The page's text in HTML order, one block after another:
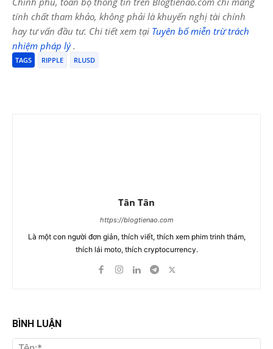
tính chất tham khảo, không phải là khuyến nghị tài chính
hay tư vấn đầu tư. Chi tiết xem tại Tuyên bố miễn trừ trách
nhiệm pháp lý.
TAGS RIPPLE RLUSD
Tân Tân
https://blogtienao.com
Là một con người đơn giản, thích viết, thích xem phim trinh thám,
thích lái moto, thích cryptocurrency.
BÌNH LUẬN